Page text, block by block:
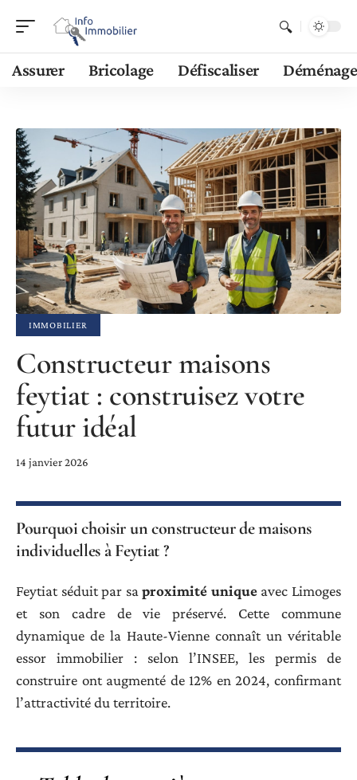
Assurer Bricolage Défiscaliser
IMMOBILIER
Constructeur maisons
feytiat : construisez votre
futur idéal
14 janvier 2026
Pourquoi choisir un constructeur de maisons
individuelles à Feytiat ?
Feytiat séduit par saproximité uniqueavec Limoges
et son cadre de vie préservé. Cette commune
dynamique de la Haute-Vienne connaît un véritable
essor immobilier : selon l’INSEE, les permis de
construire ont augmenté de 12% en 2024, confirmant
l’attractivité du territoire.